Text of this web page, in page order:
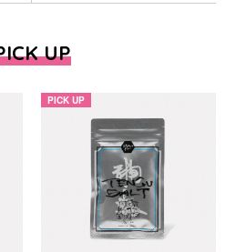
UP
PICK UP